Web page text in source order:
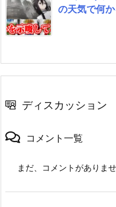
の天気で何
ディスカッション
コメント一覧
まだ、コメントがありま